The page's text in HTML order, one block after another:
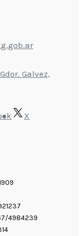
Galvez,
X
4984239